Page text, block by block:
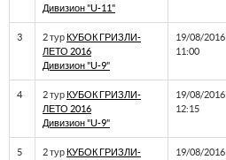
Дивизион "U-11"
3 2 турКУБОК ГРИЗЛИ-
ЛЕТО 2016
Дивизион "U-9"
19/08/2016
11:00
4 2 турКУБОК ГРИЗЛИ-
ЛЕТО 2016
Дивизион "U-9"
19/08/2016
12:15
5 2 турКУБОК ГРИЗЛИ-
19/08/2016